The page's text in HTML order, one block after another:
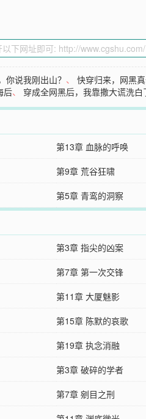
你说我刚出山？ 、快穿归来，网黑
后、 穿成全网黑后，我靠撒大谎洗白
第13章 血脉的呼唤
第9章 荒谷狂啸
第5章 青鸾的洞察
第3章 指尖的凶案
第7章 第一次交锋
第11章 大厦魅影
第15章 陈默的哀歌
第19章 执念消融
第3章 破碎的学者
第7章 剜目之刑